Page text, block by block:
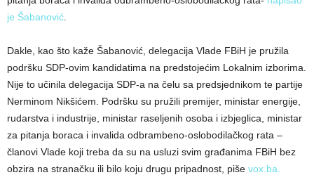
je Šabanović
Dakle, kao što kaže Šabanović, delegacija Vlade FBiH je pružila
podršku SDP-ovim kandidatima na predstojećim Lokalnim izborima.
Nije to učinila delegacija SDP-a na čelu sa predsjednikom te partije
Nerminom Nikšićem. Podršku su pružili premijer, ministar energije,
rudarstva i industrije, ministar raseljenih osoba i izbjeglica, ministar
za pitanja boraca i invalida odbrambeno-oslobodilačkog rata –
članovi Vlade koji treba da su na usluzi svim građanima FBiH bez
obzira na stranačku ili bilo koju drugu pripadnost, piše vox.ba.